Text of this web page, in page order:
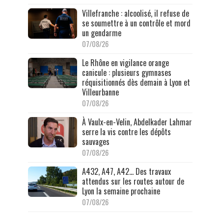
Villefranche : alcoolisé, il refuse de
se soumettre à un contrôle et mord
un gendarme
07/08/26
Le Rhône en vigilance orange
canicule : plusieurs gymnases
réquisitionnés dès demain à Lyon et
Villeurbanne
07/08/26
À Vaulx-en-Velin, Abdelkader Lahmar
serre la vis contre les dépôts
sauvages
07/08/26
A432, A47, A42… Des travaux
attendus sur les routes autour de
Lyon la semaine prochaine
07/08/26